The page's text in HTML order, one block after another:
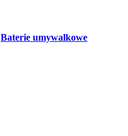
Baterie umywalkowe